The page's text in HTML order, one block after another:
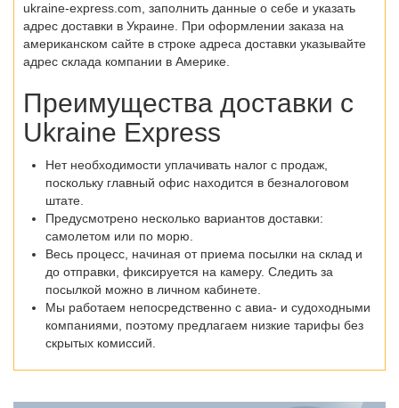
ukraine-express.com, заполнить данные о себе и указать
адрес доставки в Украине. При оформлении заказа на
американском сайте в строке адреса доставки указывайте
адрес склада компании в Америке.
Преимущества доставки с
Ukraine Express
Нет необходимости уплачивать налог с продаж,
поскольку главный офис находится в безналоговом
штате.
Предусмотрено несколько вариантов доставки:
самолетом или по морю.
Весь процесс, начиная от приема посылки на склад и
до отправки, фиксируется на камеру. Следить за
посылкой можно в личном кабинете.
Мы работаем непосредственно с авиа- и судоходными
компаниями, поэтому предлагаем низкие тарифы без
скрытых комиссий.